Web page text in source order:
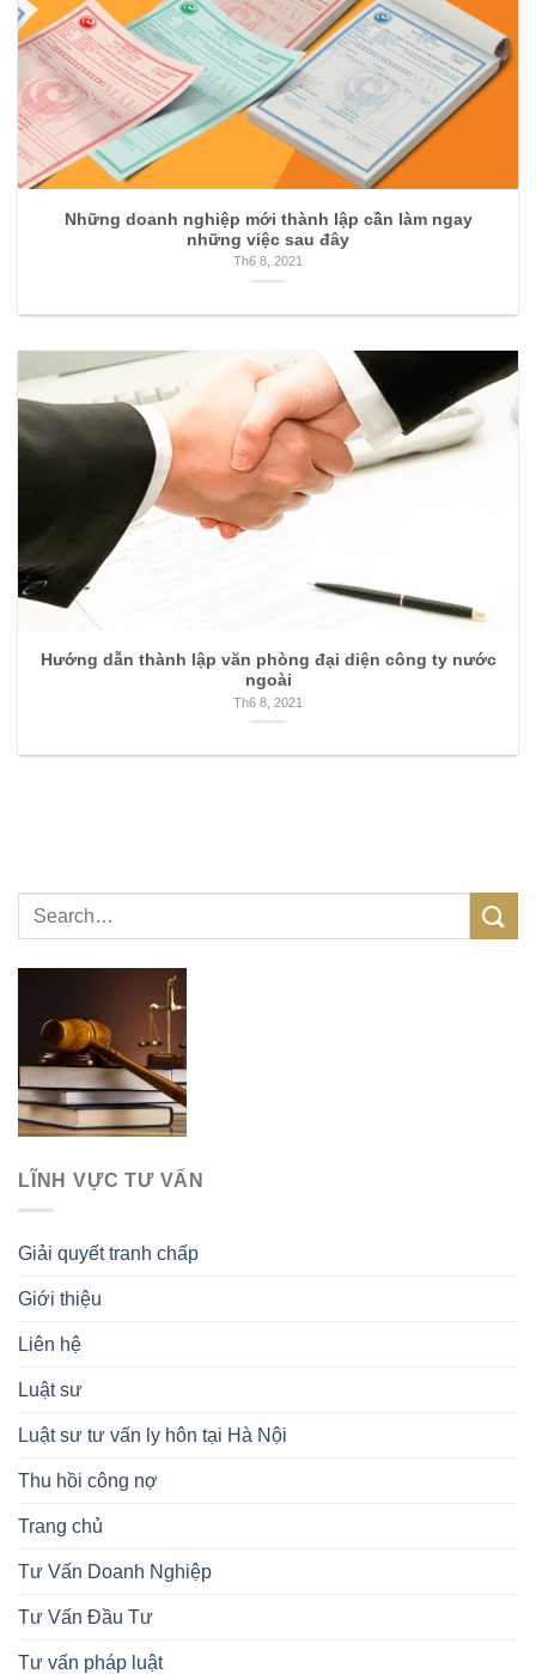
Những doanh nghiệp mới thành lập cần làm ngay
những việc sau đây
Th6 8, 2021
Hướng dẫn thành lập văn phòng đại diện công ty nước
ngoài
Th6 8, 2021
LĨNH VỰC TƯ VẤN
Giải quyết tranh chấp
Giới thiệu
Liên hệ
Luật sư
Luật sư tư vấn ly hôn tại Hà Nội
Thu hồi công nợ
Trang chủ
Tư Vấn Doanh Nghiệp
Tư Vấn Đầu Tư
Tư vấn pháp luật